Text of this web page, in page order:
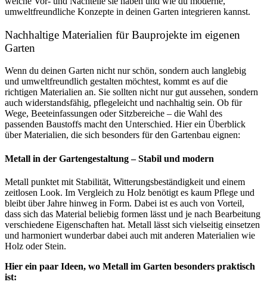
umweltfreundliche Konzepte in deinen Garten integrieren kannst.
Nachhaltige Materialien für Bauprojekte im eigenen
Garten
Wenn du deinen Garten nicht nur schön, sondern auch langlebig
und umweltfreundlich gestalten möchtest, kommt es auf die
richtigen Materialien an. Sie sollten nicht nur gut aussehen, sondern
auch widerstandsfähig, pflegeleicht und nachhaltig sein. Ob für
Wege, Beeteinfassungen oder Sitzbereiche – die Wahl des
passenden Baustoffs macht den Unterschied. Hier ein Überblick
über Materialien, die sich besonders für den Gartenbau eignen:
Metall in der Gartengestaltung – Stabil und modern
Metall punktet mit Stabilität, Witterungsbeständigkeit und einem
zeitlosen Look. Im Vergleich zu Holz benötigt es kaum Pflege und
bleibt über Jahre hinweg in Form. Dabei ist es auch von Vorteil,
dass sich das Material beliebig formen lässt und je nach Bearbeitung
verschiedene Eigenschaften hat. Metall lässt sich vielseitig einsetzen
und harmoniert wunderbar dabei auch mit anderen Materialien wie
Holz oder Stein.
Hier ein paar Ideen, wo Metall im Garten besonders praktisch
ist: